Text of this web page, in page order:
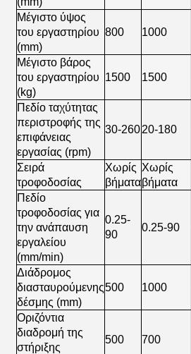
Μέγιστο ύψος
του εργαστηρίου
(mm)
800 1000
Μέγιστο βάρος
του εργαστηρίου
(kg)
1500 1500
Πεδίο ταχύτητας
περιστροφής της
επιφάνειας
εργασίας (rpm)
30-26020-180
Σειρά
τροφοδοσίας
Χωρίς
βήματα
Χωρίς
βήματα
Πεδίο
τροφοδοσίας για
την ανάπαυση
εργαλείου
(mm/min)
0.25-
90
0.25-90
Διάδρομος
διασταυρούμενης
δέσμης (mm)
500 1000
Οριζόντια
διαδρομή της
στήριξης
500 700